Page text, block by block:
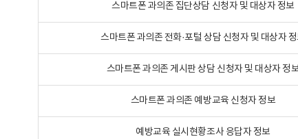
스마트폰 과의존 집단상담 신청자 및 대상자 정보
스마트폰 과의존 전화·포털 상담 신청자 및 대상자
스마트폰 과의존 게시판 상담 신청자 및 대상자 정
스마트폰 과의존 예방교육 신청자 정보
예방교육 실시현황조사 응답자 정보